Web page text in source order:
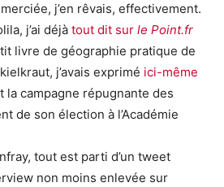
j’en rêvais, effectivement.
j’ai déjà tout dit sur le Point.fr
livre de géographie pratique de
j’avais exprimé ici-même
la campagne répugnante des
de son élection à l’Académie
tout est parti d’un tweet
non moins enlevée sur